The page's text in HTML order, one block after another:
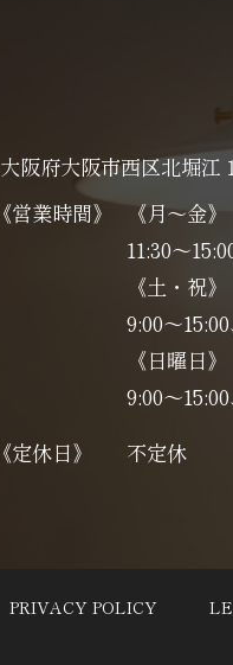
大阪府大阪市西区北堀江
《営業時間》
《月～金》
11:30～
《土・祝》
9:00～
《日曜日》
9:00～
《定休日》
不定休
PRIVACY POLICY